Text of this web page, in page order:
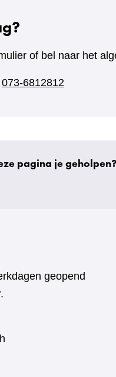
of bel naar het
073-6812812
pagina je geholpen?
geopend